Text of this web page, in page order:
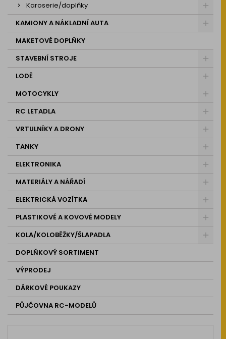
Karoserie/doplňky
KAMIONY A NÁKLADNÍ AUTA
MAKETOVÉ DOPLŇKY
STAVEBNÍ STROJE
LODĚ
MOTOCYKLY
RC LETADLA
VRTULNÍKY A DRONY
TANKY
ELEKTRONIKA
MATERIÁLY A NÁŘADÍ
ELEKTRICKÁ VOZÍTKA
PLASTIKOVÉ A KOVOVÉ MODELY
KOLA/KOLOBĚŽKY/ŠLAPADLA
DOPLŇKOVÝ SORTIMENT
VÝPRODEJ
DÁRKOVÉ POUKAZY
PŮJČOVNA RC-MODELŮ